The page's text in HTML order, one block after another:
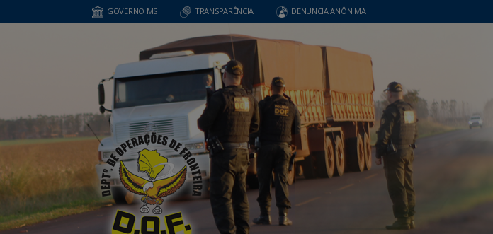
GOVERNO MS TRANSPARÊNCIA DENUNCIA ANÔNIMA